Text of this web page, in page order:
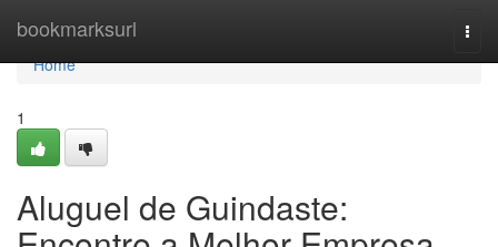
bookmarksurl
Home
Home
1
Aluguel de Guindaste: